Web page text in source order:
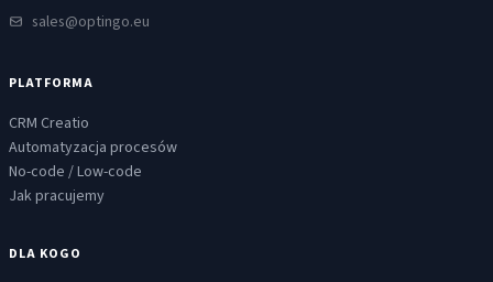
sales@optingo.eu
PLATFORMA
CRM Creatio
Automatyzacja procesów
No-code / Low-code
Jak pracujemy
DLA KOGO